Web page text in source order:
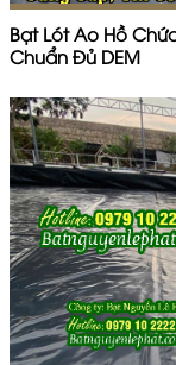
Bạt Lót Ao Hồ
Chuẩn Đủ DEM